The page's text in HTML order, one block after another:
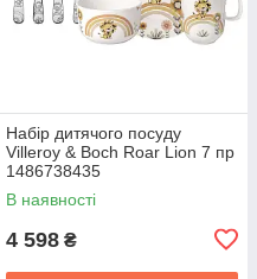
Набір дитячого посуду
Villeroy & Boch Roar Lion 7 пр
1486738435
В наявності
4 598 ₴